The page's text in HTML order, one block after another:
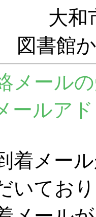
大和
図書館
メール
ールア
着メー
いてお